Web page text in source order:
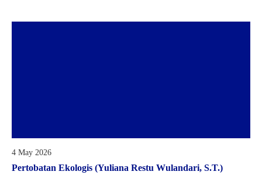
4 May 2026
Pertobatan Ekologis (Yuliana Restu Wulandari, S.T.)